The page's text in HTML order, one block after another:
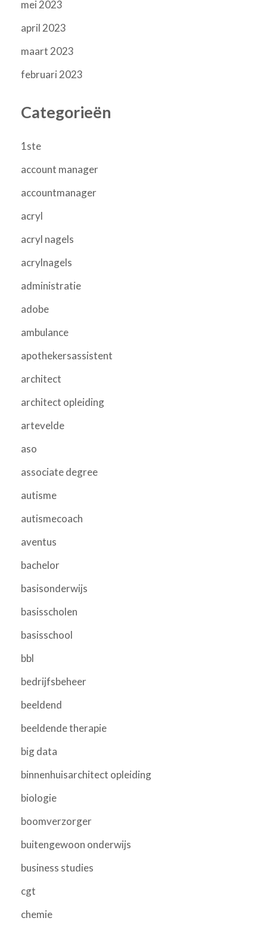
mei 2023
april 2023
maart 2023
februari 2023
Categorieën
1ste
account manager
accountmanager
acryl
acryl nagels
acrylnagels
administratie
adobe
ambulance
apothekersassistent
architect
architect opleiding
artevelde
aso
associate degree
autisme
autismecoach
aventus
bachelor
basisonderwijs
basisscholen
basisschool
bbl
bedrijfsbeheer
beeldend
beeldende therapie
big data
binnenhuisarchitect opleiding
biologie
boomverzorger
buitengewoon onderwijs
business studies
cgt
chemie